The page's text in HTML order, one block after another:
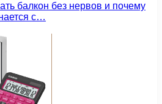
балкон без нервов и почему
с…